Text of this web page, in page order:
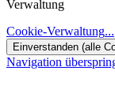
Verwaltung
Cookie-Verwaltung...
Einverstanden (alle
Navigation